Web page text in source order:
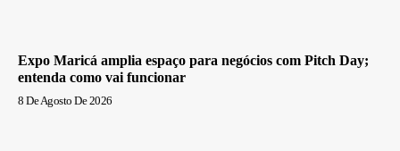
Expo Maricá amplia espaço para negócios com Pitch Day;
entenda como vai funcionar
8 De Agosto De 2026